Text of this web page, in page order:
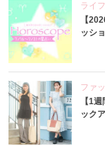
ライ
【
ッシ
ファ
【1
ック